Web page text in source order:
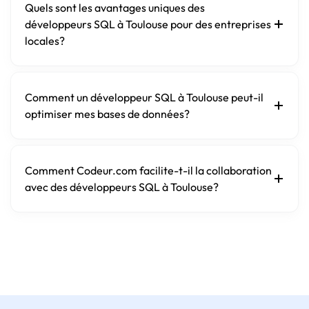
Quels sont les avantages uniques des
développeurs SQL à Toulouse pour des entreprises
locales?
Comment un développeur SQL à Toulouse peut-il
optimiser mes bases de données?
Comment Codeur.com facilite-t-il la collaboration
avec des développeurs SQL à Toulouse?